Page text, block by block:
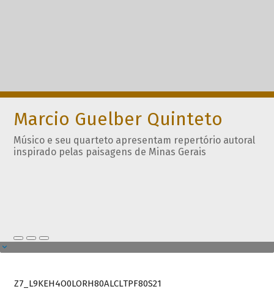
Marcio Guelber Quinteto
Músico e seu quarteto apresentam repertório autoral
inspirado pelas paisagens de Minas Gerais
Z7_L9KEH4O0LORH80ALCLTPF80S21